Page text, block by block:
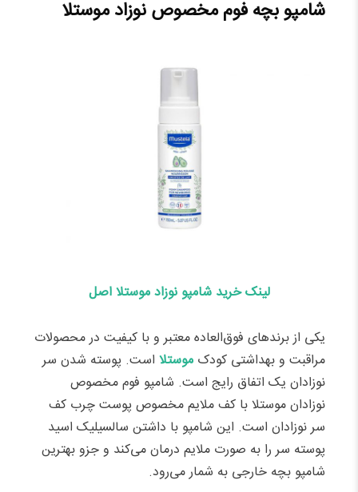
شامپو بچه فوم مخصوص نوزاد موستلا
لینک خرید شامپو نوزاد موستلا اصل
یکی از برندهای فوق‌العاده معتبر و با کیفیت در محصولات
مراقبت و بهداشتی کودک موستلااست. پوسته شدن سر
نوزادان یک اتفاق رایج است. شامپو فوم مخصوص
نوزادان موستلا با کف ملایم مخصوص پوست چرب کف
سر نوزادان است. این شامپو با داشتن سالسیلیک اسید
پوسته سر را به صورت ملایم درمان می‌کند و جزو بهترین
شامپو بچه خارجی به شمار می‌رود.